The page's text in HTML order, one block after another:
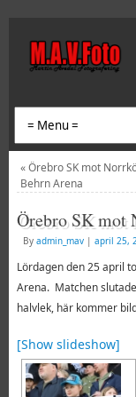
«Örebro SK mot
Behrn Arena
Örebro SK mot
By admin_mav | april 25,
Lördagen den 25 april
Arena. Matchen
halvlek, här kommer
[Show slideshow]